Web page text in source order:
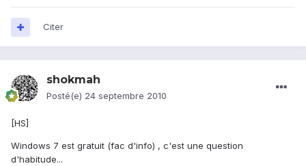
Citer
shokmah
Posté(e) 24 septembre 2010
[HS]
Windows 7 est gratuit (fac d'info) , c'est une question
d'habitude...